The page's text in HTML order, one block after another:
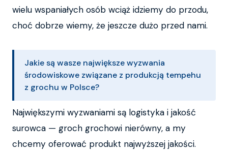
wielu wspaniałych osób wciąż idziemy do przodu,
choć dobrze wiemy, że jeszcze dużo przed nami.
Jakie są wasze największe wyzwania
środowiskowe związane z produkcją tempehu
z grochu w Polsce?
Największymi wyzwaniami są logistyka i jakość
surowca — groch grochowi nierówny, a my
chcemy oferować produkt najwyższej jakości.